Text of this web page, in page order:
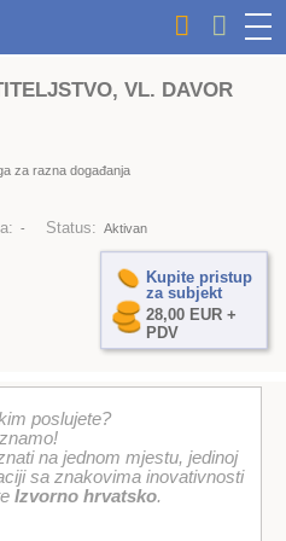
VL. DAVOR
za razna događanja
- Status: Aktivan
Kupite pristup
za subjekt
28,00 EUR +
PDV
poslujete?
na jednom mjestu, jedinoj
sa znakovima inovativnosti
Izvorno hrvatsko.